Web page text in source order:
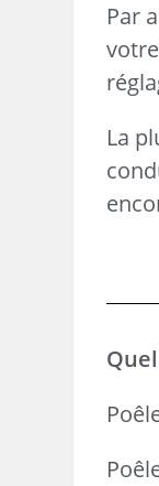
Par
La